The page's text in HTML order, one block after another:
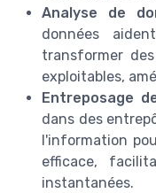
Analyse de
données
transformer
exploitables,
Entreposage
dans des
l'information
efficace,
instantanées.